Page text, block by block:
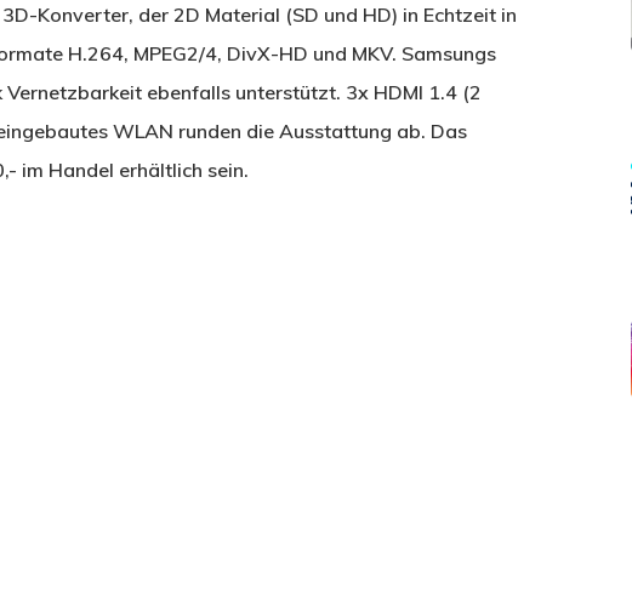
Konverter, der 2D Material (SD und HD) in Echtzeit in
H.264, MPEG2/4, DivX-HD und MKV. Samsungs
ebenfalls unterstützt. 3x HDMI 1.4 (2
WLAN runden die Ausstattung ab. Das
im Handel erhältlich sein.